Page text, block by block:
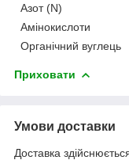
Азот (N)
Амінокислоти
Органічний вуглець
Приховати
Умови доставки
Доставка